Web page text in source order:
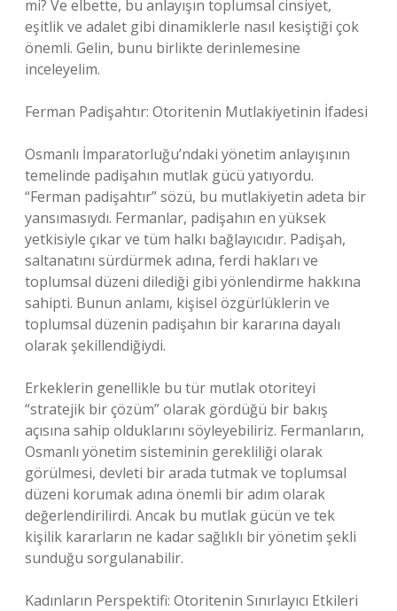
mi? Ve elbette, bu anlayışın toplumsal cinsiyet,
eşitlik ve adalet gibi dinamiklerle nasıl kesiştiği çok
önemli. Gelin, bunu birlikte derinlemesine
inceleyelim.
Ferman Padişahtır: Otoritenin Mutlakiyetinin İfadesi
Osmanlı İmparatorluğu’ndaki yönetim anlayışının
temelinde padişahın mutlak gücü yatıyordu.
“Ferman padişahtır” sözü, bu mutlakiyetin adeta bir
yansımasıydı. Fermanlar, padişahın en yüksek
yetkisiyle çıkar ve tüm halkı bağlayıcıdır. Padişah,
saltanatını sürdürmek adına, ferdi hakları ve
toplumsal düzeni dilediği gibi yönlendirme hakkına
sahipti. Bunun anlamı, kişisel özgürlüklerin ve
toplumsal düzenin padişahın bir kararına dayalı
olarak şekillendiğiydi.
Erkeklerin genellikle bu tür mutlak otoriteyi
“stratejik bir çözüm” olarak gördüğü bir bakış
açısına sahip olduklarını söyleyebiliriz. Fermanların,
Osmanlı yönetim sisteminin gerekliliği olarak
görülmesi, devleti bir arada tutmak ve toplumsal
düzeni korumak adına önemli bir adım olarak
değerlendirilirdi. Ancak bu mutlak gücün ve tek
kişilik kararların ne kadar sağlıklı bir yönetim şekli
sunduğu sorgulanabilir.
Kadınların Perspektifi: Otoritenin Sınırlayıcı Etkileri